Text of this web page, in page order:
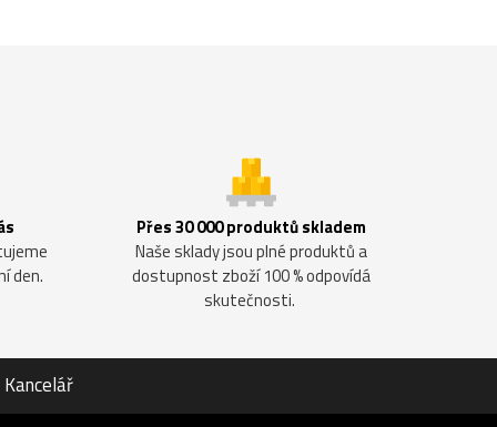
den.
Přes 30 000 produktů skladem
Naše sklady jsou plné produktů a
dostupnost zboží 100 % odpovídá
skutečnosti.
Kancelář